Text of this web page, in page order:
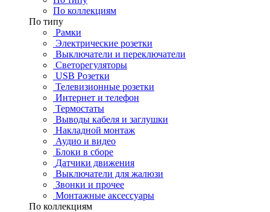
По коллекциям
По типу
Рамки
Электрические розетки
Выключатели и переключатели
Светорегуляторы
USB Розетки
Телевизионные розетки
Интернет и телефон
Термостаты
Выводы кабеля и заглушки
Накладной монтаж
Аудио и видео
Блоки в сборе
Датчики движения
Выключатели для жалюзи
Звонки и прочее
Монтажные аксессуары
По коллекциям